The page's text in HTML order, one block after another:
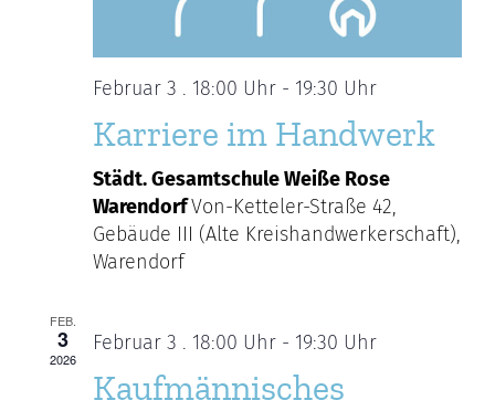
Februar 3 . 18:00 Uhr - 19:30 Uhr
Karriere im Handwerk
Städt. Gesamtschule Weiße Rose
WarendorfVon-Ketteler-Straße 42,
Gebäude III (Alte Kreishandwerkerschaft),
Warendorf
FEB.
3
2026
Februar 3 . 18:00 Uhr - 19:30 Uhr
Kaufmännisches